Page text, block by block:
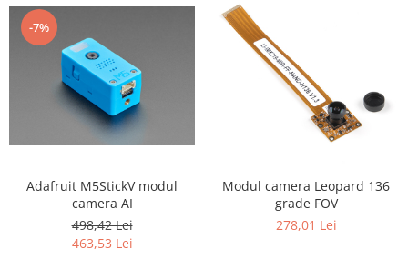
Filament Premium ABS 1.75 mm
Filament Premium ABS 3 mm
Filament Premium PLA 1.75 mm
Filamente Speciale
Prusa I3 DIY Kit
Carti
Kituri incepatori Arduino
Pentru Incepatori
-7%
Adafruit M5StickV modul
camera AI
498,42 Lei
463,53 Lei
Modul camera Leopard 136
grade FOV
278,01 Lei